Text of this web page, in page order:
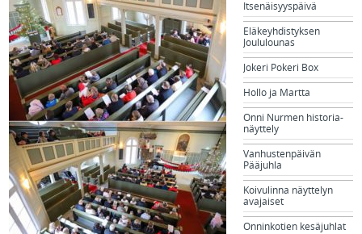
Itsenäisyyspäivä
Eläkeyhdistyksen
Joululounas
Jokeri Pokeri Box
Hollo ja Martta
Onni Nurmen historia-
näyttely
Vanhustenpäivän
Pääjuhla
Koivulinna näyttelyn
avajaiset
Onninkotien kesäjuhlat